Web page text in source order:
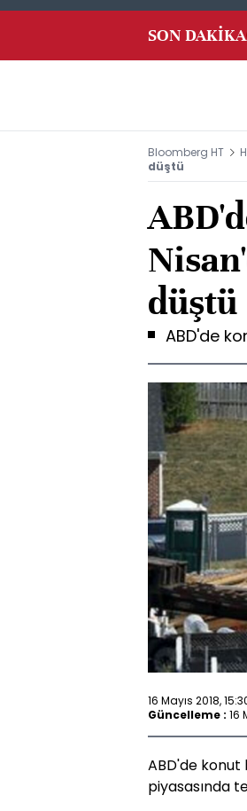
SON DAKİKA
Bloomberg HT
düştü
düştü
ABD'de
16 Mayıs 2018,
Güncelleme : 16
ABD'de konut
piyasasında